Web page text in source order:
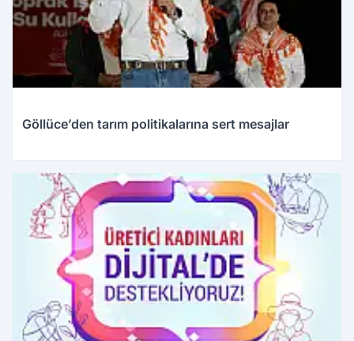
Göllüce’den tarım politikalarına sert mesajlar